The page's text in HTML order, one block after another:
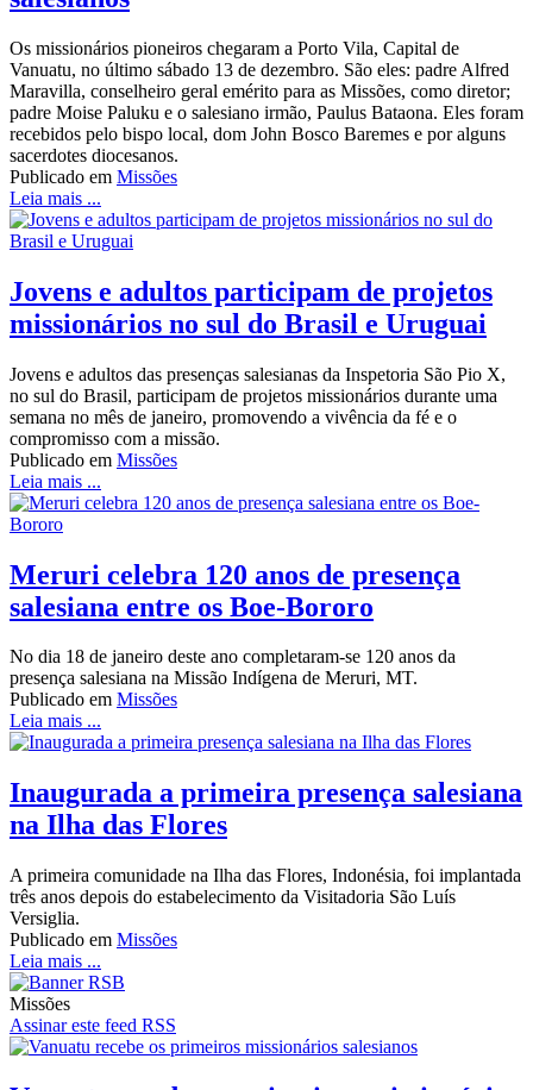
Os missionários pioneiros chegaram a Porto Vila, Capital de
Vanuatu, no último sábado 13 de dezembro. São eles: padre Alfred
Maravilla, conselheiro geral emérito para as Missões, como diretor;
padre Moise Paluku e o salesiano irmão, Paulus Bataona. Eles foram
recebidos pelo bispo local, dom John Bosco Baremes e por alguns
sacerdotes diocesanos.
Publicado em Missões
Leia mais ...
Jovens e adultos participam de projetos
missionários no sul do Brasil e Uruguai
Jovens e adultos das presenças salesianas da Inspetoria São Pio X,
no sul do Brasil, participam de projetos missionários durante uma
semana no mês de janeiro, promovendo a vivência da fé e o
compromisso com a missão.
Publicado em Missões
Leia mais ...
Meruri celebra 120 anos de presença
salesiana entre os Boe-Bororo
No dia 18 de janeiro deste ano completaram-se 120 anos da
presença salesiana na Missão Indígena de Meruri, MT.
Publicado em Missões
Leia mais ...
Inaugurada a primeira presença salesiana
na Ilha das Flores
A primeira comunidade na Ilha das Flores, Indonésia, foi implantada
três anos depois do estabelecimento da Visitadoria São Luís
Versiglia.
Publicado em Missões
Leia mais ...
Missões
Assinar este feed RSS